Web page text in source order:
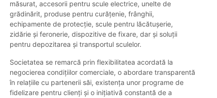
măsurat, accesorii pentru scule electrice, unelte de
grădinărit, produse pentru curățenie, frânghii,
echipamente de protecție, scule pentru lăcătușerie,
zidărie și feronerie, dispozitive de fixare, dar și soluții
pentru depozitarea și transportul sculelor.
Societatea se remarcă prin flexibilitatea acordată la
negocierea condițiilor comerciale, o abordare transparentă
în relațiile cu partenerii săi, existența unor programe de
fidelizare pentru clienți și o inițiativă constantă de a